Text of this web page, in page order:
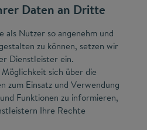
Daten an Dritte
als Nutzer so angenehm und
zu können, setzen wir
Dienstleister ein.
sich über die
zum Einsatz und Verwendung
Funktionen zu informieren,
Ihre Rechte